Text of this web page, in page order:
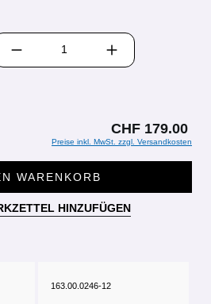
ANZAHL: GIB DEN
CHF 179.00
Preise inkl. MwSt. zzgl. Versandkosten
WARENKORB
HINZUFÜGEN
163.00.0246-12